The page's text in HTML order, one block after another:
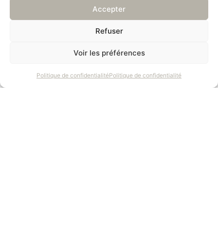
Accepter
Refuser
Voir les préférences
Politique de confidentialitéPolitique de confidentialité